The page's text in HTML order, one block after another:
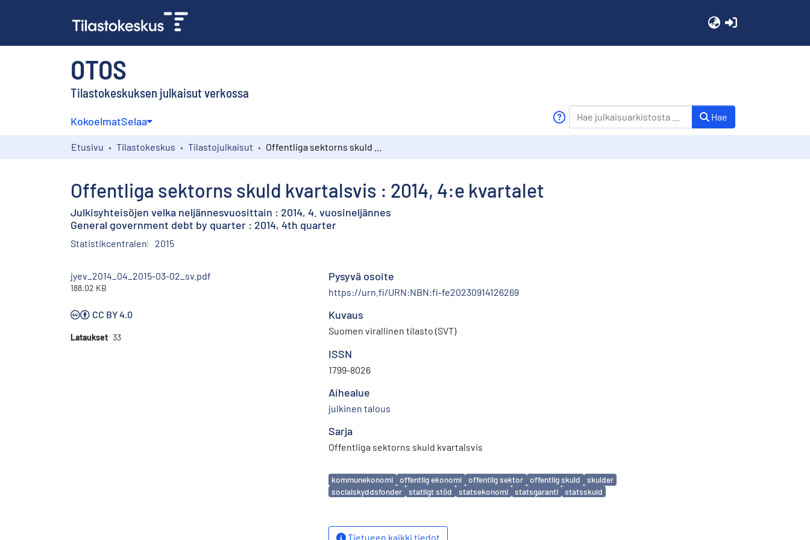
OTOS
Tilastokeskuksen julkaisut verkossa
KokoelmatSelaa Hae
Etusivu Tilastokeskus Tilastojulkaisut
Offentliga sektorns skuld kvartalsvis : 2014, 4:e kvartalet
Julkisyhteisöjen velka neljännesvuosittain : 2014, 4. vuosineljännes
General government debt by quarter : 2014, 4th quarter
Statistikcentralen 2015
jyev_2014_04_2015-03-02_sv.pdf
188.02 KB
CC BY 4.0
Lataukset 33
Pysyvä osoite
https://urn.fi/URN:NBN:fi-fe20230914126269
Kuvaus
Suomen virallinen tilasto (SVT)
ISSN
1799-8026
Aihealue
julkinen talous
Sarja
Offentliga sektorns skuld kvartalsvis
Avainsanat
kommunekonomi offentlig ekonomi offentlig sektor offentlig skuld
skulder
socialskyddsfonder
statligt stöd statsekonomi statsgaranti statsskuld
Tietueen kaikki tiedot